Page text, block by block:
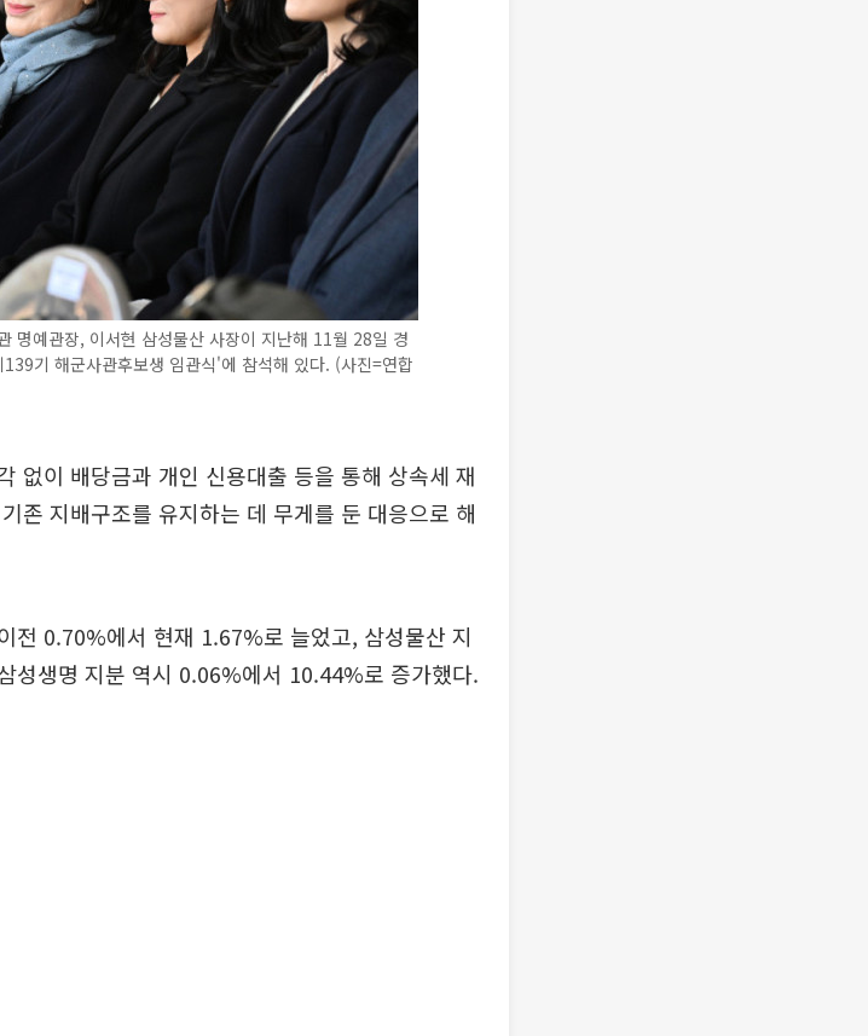
명예관장, 이서현 삼성물산 사장이 지난해 11월 28일 경
기 해군사관후보생 임관식'에 참석해 있다. (사진=연합
없이 배당금과 개인 신용대출 등을 통해 상속세 재
존 지배구조를 유지하는 데 무게를 둔 대응으로 해
전 0.70%에서 현재 1.67%로 늘었고, 삼성물산 지
성생명 지분 역시 0.06%에서 10.44%로 증가했다.